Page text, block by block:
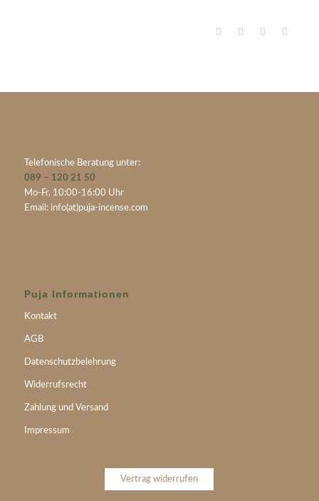
Telefonische Beratung unter:
089 – 120 21 50
Mo-Fr, 10:00-16:00 Uhr
Email: info(at)puja-incense.com
Puja Informationen
Kontakt
AGB
Datenschutzbelehrung
Widerrufsrecht
Zahlung und Versand
Impressum
Vertrag widerrufen